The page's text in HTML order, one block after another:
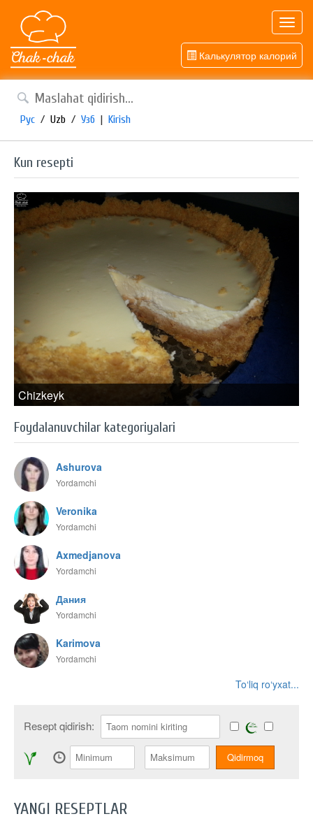
Калькулятор калорий
Рус / Uzb / Узб | Kirish
Kun resepti
Chizkeyk
Foydalanuvchilar kategoriyalari
Ashurova
Yordamchi
Veronika
Yordamchi
Axmedjanova
Yordamchi
Дания
Yordamchi
Karimova
Yordamchi
To‘liq ro‘yxat...
Resept qidirish:
YANGI RESEPTLAR